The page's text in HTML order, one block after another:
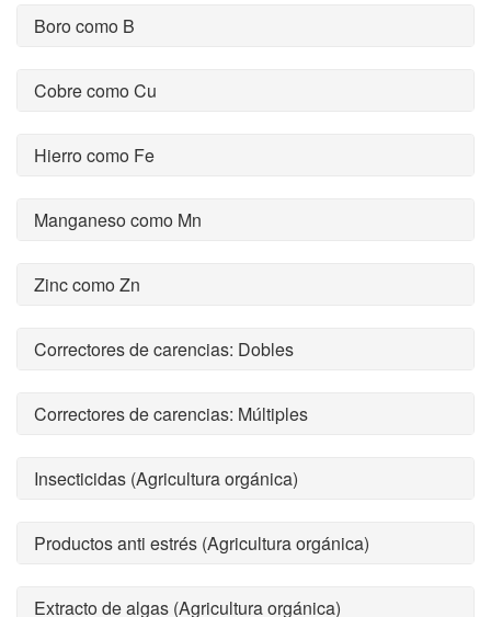
Boro como B
Cobre como Cu
Hierro como Fe
Manganeso como Mn
Zinc como Zn
Correctores de carencias: Dobles
Correctores de carencias: Múltiples
Insecticidas (Agricultura orgánica)
Productos anti estrés (Agricultura orgánica)
Extracto de algas (Agricultura orgánica)